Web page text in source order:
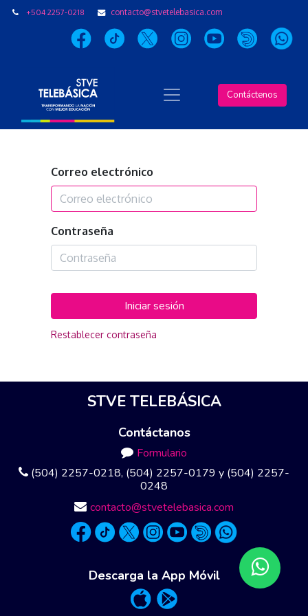
+504 2257-0218 contacto@stvetelebasica.com
Contáctenos
Correo electrónico
Contraseña
Iniciar sesión
Restablecer contraseña
STVE TELEBÁSICA
Contáctanos
Formulario
(504) 2257-0218, (504) 2257-0179 y (504) 2257-
0248
contacto@stvetelebasica.com
Descarga la App Móvil